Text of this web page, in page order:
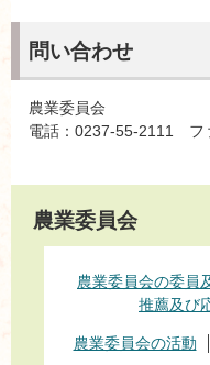
問い合わせ
農業委員会
電話：0237-55-2111 フ
農業委員会
農業委員会の委員
推薦及び
農業委員会の活動